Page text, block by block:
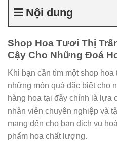
Nội dung
Shop Hoa Tươi Thị
Cậy Cho Những Đoá
Khi bạn cần tìm một shop
những món quà đặc biệt cho
hàng hoa tại đây chính là lựa
nhân viên chuyên nghiệp và
mang đến cho bạn dịch vụ
phẩm hoa chất lượng.